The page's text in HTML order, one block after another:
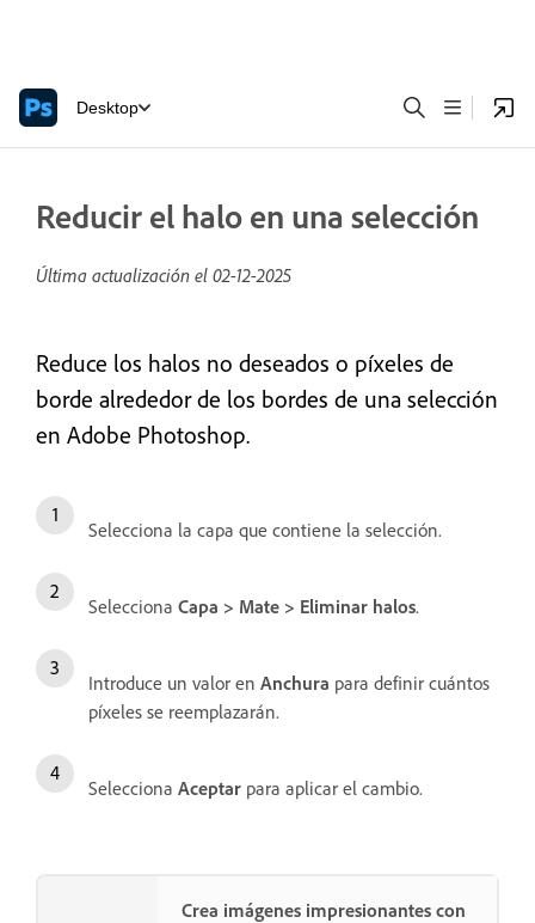
Desktop
Reducir el halo en una selección
Última actualización el 02-12-2025
Reduce los halos no deseados o píxeles de
borde alrededor de los bordes de una selección
en Adobe Photoshop.
Selecciona la capa que contiene la selección.
Selecciona Capa > Mate > Eliminar halos.
Introduce un valor en Anchura para definir cuántos
píxeles se reemplazarán.
Selecciona Aceptar para aplicar el cambio.
Crea imágenes impresionantes con